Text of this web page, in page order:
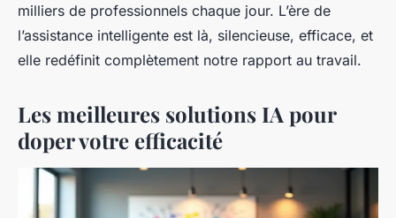
milliers de professionnels chaque jour. L’ère de
l’assistance intelligente est là, silencieuse, efficace, et
elle redéfinit complètement notre rapport au travail.
Les meilleures solutions IA pour
doper votre efficacité